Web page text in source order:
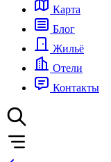
Карта
Блог
Жильё
Отели
Контакты